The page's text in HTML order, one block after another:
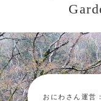
おにわさん運営：